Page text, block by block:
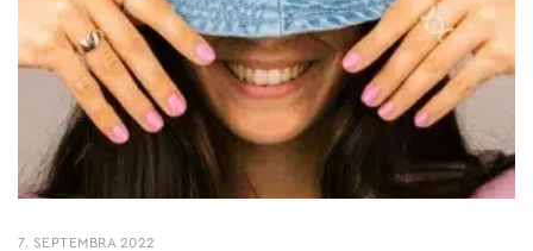
7. SEPTEMBRA 2022